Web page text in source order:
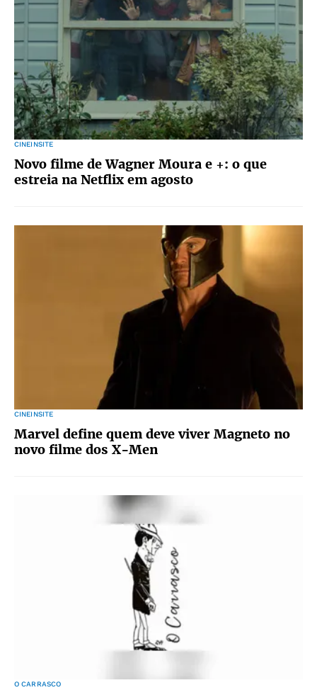
CINEINSITE
Novo filme de Wagner Moura e +: o que
estreia na Netflix em agosto
CINEINSITE
Marvel define quem deve viver Magneto no
novo filme dos X-Men
O CARRASCO